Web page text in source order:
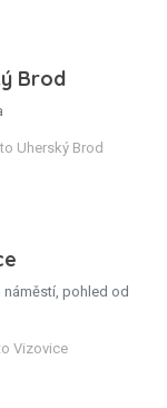
Brod
Uherský Brod
náměstí, pohled od
Vizovice